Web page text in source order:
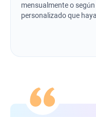
mensualmente o
personalizado que